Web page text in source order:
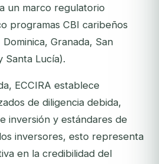
un marco regulatorio
programas CBI caribeños
Granada, San
Santa Lucía).
ECCIRA establece
de diligencia debida,
inversión y estándares de
inversores, esto representa
en la credibilidad del